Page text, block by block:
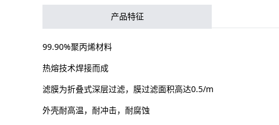
产品特征
99.90%聚丙烯材料
热熔技术焊接而成
滤膜为折叠式深层过滤，膜过滤面积高达0.5/m
外壳耐高温，耐冲击，耐腐蚀